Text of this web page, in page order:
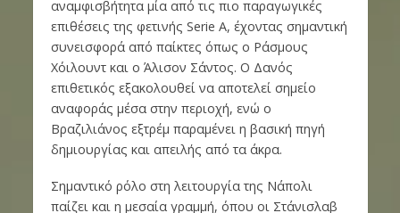
αναμφισβήτητα μία από τις πιο παραγωγικές
επιθέσεις της φετινής Serie A, έχοντας σημαντική
συνεισφορά από παίκτες όπως ο Ράσμους
Χόιλουντ και ο Άλισον Σάντος. Ο Δανός
επιθετικός εξακολουθεί να αποτελεί σημείο
αναφοράς μέσα στην περιοχή, ενώ ο
Βραζιλιάνος εξτρέμ παραμένει η βασική πηγή
δημιουργίας και απειλής από τα άκρα.
Σημαντικό ρόλο στη λειτουργία της Νάπολι
παίζει και η μεσαία γραμμή, όπου οι Στάνισλαβ